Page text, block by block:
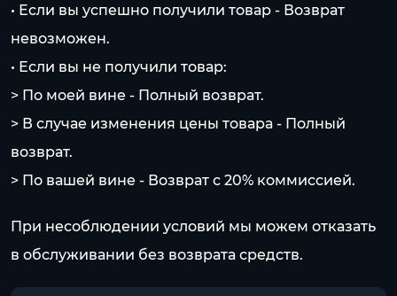
• Если вы успешно получили товар - Возврат
невозможен.
• Если вы не получили товар:
> По моей вине - Полный возврат.
> В случае изменения цены товара - Полный
возврат.
> По вашей вине - Возврат с 20% коммисcией.
При несоблюдении условий мы можем отказать
в обслуживании без возврата средств.